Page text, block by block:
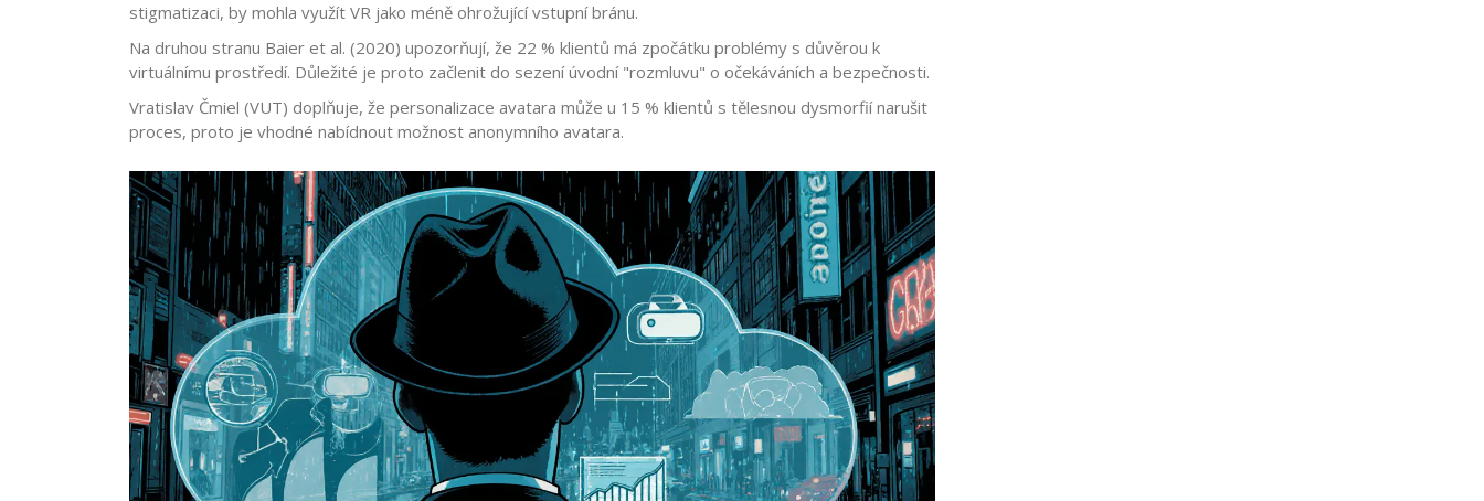
stigmatizaci, by mohla využít VR jako méně ohrožující vstupní bránu.
Na druhou stranu Baier et al. (2020) upozorňují, že 22 % klientů má zpočátku problémy s důvěrou k
virtuálnímu prostředí. Důležité je proto začlenit do sezení úvodní "rozmluvu" o očekáváních a bezpečnosti.
Vratislav Čmiel (VUT) doplňuje, že personalizace avatara může u 15 % klientů s tělesnou dysmorfií narušit
proces, proto je vhodné nabídnout možnost anonymního avatara.